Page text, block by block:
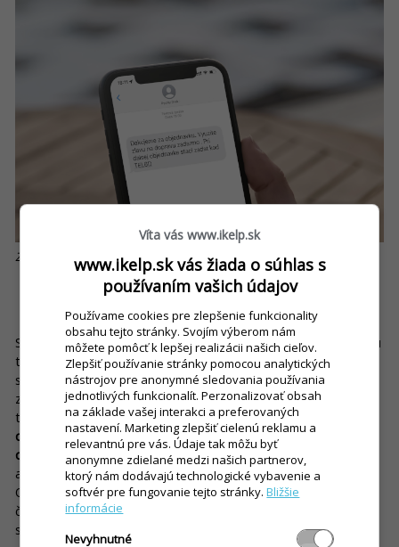
Zdroj:
SMS komunikácia zefektívni aj donáškovú službu a
rozvoz jedla
SMS notifikácie neprinesú výhody len vašim zákazníkom. Môžu
totiž prispieť aj kzefektívneniu vašej donáškovej služby
skutočnosť ocenia najmä vaši kuriéri, ktorí už nebudú musieť
zdĺhavo vytáčať telefónne čísla a informovať zákazníkov o
tom, že ich čakajú pri dverách. Namiesto tohozákazník
dostane SMS správu s textom, že jeho objednávka je práve
doručovaná. Okrem toho môže takáto notifikácia obsahovať
aj
informáciu o tom, že kuriér bude do pár minút na mieste
Objednávajúci si na základe toho pripraví hotovosť a bude
čakať kuriéra na mieste doručenia. Rozvoz pizze a iných jedál
sa tak stane maximálne efektívnym.
Víta vás www.ikelp.sk
www.ikelp.sk vás žiada o súhlas s
používaním vašich údajov
Používame cookies pre zlepšenie funkcionality
obsahu tejto stránky. Svojím výberom nám
môžete pomôcť k lepšej realizácii našich cieľov.
Zlepšiť používanie stránky pomocou analytických
nástrojov pre anonymné sledovania používania
jednotlivých funkcionalít. Perzonalizovať obsah
na základe vašej interakci a preferovaných
nastavení. Marketing zlepšiť cielenú reklamu a
relevantnú pre vás. Údaje tak môžu byť
anonymne zdielané medzi našich partnerov,
ktorý nám dodávajú technologické vybavenie a
softvér pre fungovanie tejto stránky.Bližšie
informácie
Nevyhnutné